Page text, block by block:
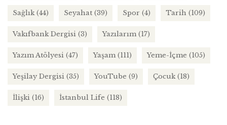
Sağlık(44) Seyahat (39) Spor (4) Tarih (109)
Vakıfbank Dergisi (3) Yazılarım (17)
Yazım Atölyesi (47) Yaşam (111) Yeme-İçme (105)
Yeşilay Dergisi (35) YouTube (9) Çocuk(18)
İlişki (16) İstanbul Life (118)